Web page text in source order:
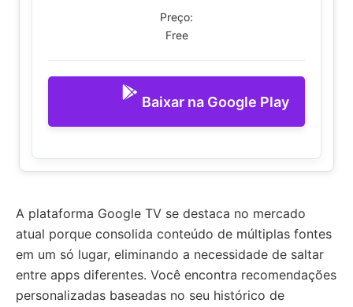
Preço:
Free
Baixar na Google Play
A plataforma Google TV se destaca no mercado
atual porque consolida conteúdo de múltiplas fontes
em um só lugar, eliminando a necessidade de saltar
entre apps diferentes. Você encontra recomendações
personalizadas baseadas no seu histórico de